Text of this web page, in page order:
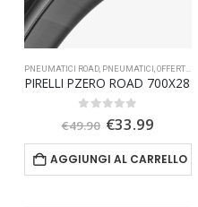
PNEUMATICI ROAD, PNEUMATICI OFFERTA SPECIALE
PIRELLI PZERO ROAD 700X28
Su 5
€49.90 Il
originale
era:
€49.90.
€33.99
attuale
è:
€33.99.
AGGIUNGI AL CARRELLO